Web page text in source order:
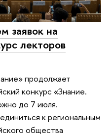
заявок на
лекторов
продолжает
конкурс «Знание.
до 7 июля.
к региональным
общества